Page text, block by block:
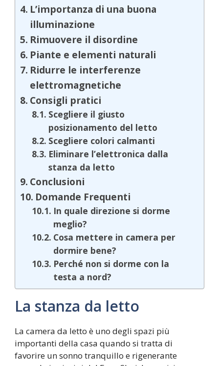
L’importanza di una buona
illuminazione
Rimuovere il disordine
Piante e elementi naturali
Ridurre le interferenze
elettromagnetiche
Consigli pratici
Scegliere il giusto
posizionamento del letto
Scegliere colori calmanti
Eliminare l’elettronica dalla
stanza da letto
Conclusioni
Domande Frequenti
In quale direzione si dorme
meglio?
Cosa mettere in camera per
dormire bene?
Perché non si dorme con la
testa a nord?
La stanza da letto
La camera da letto è uno degli spazi più
importanti della casa quando si tratta di
favorire un sonno tranquillo e rigenerante